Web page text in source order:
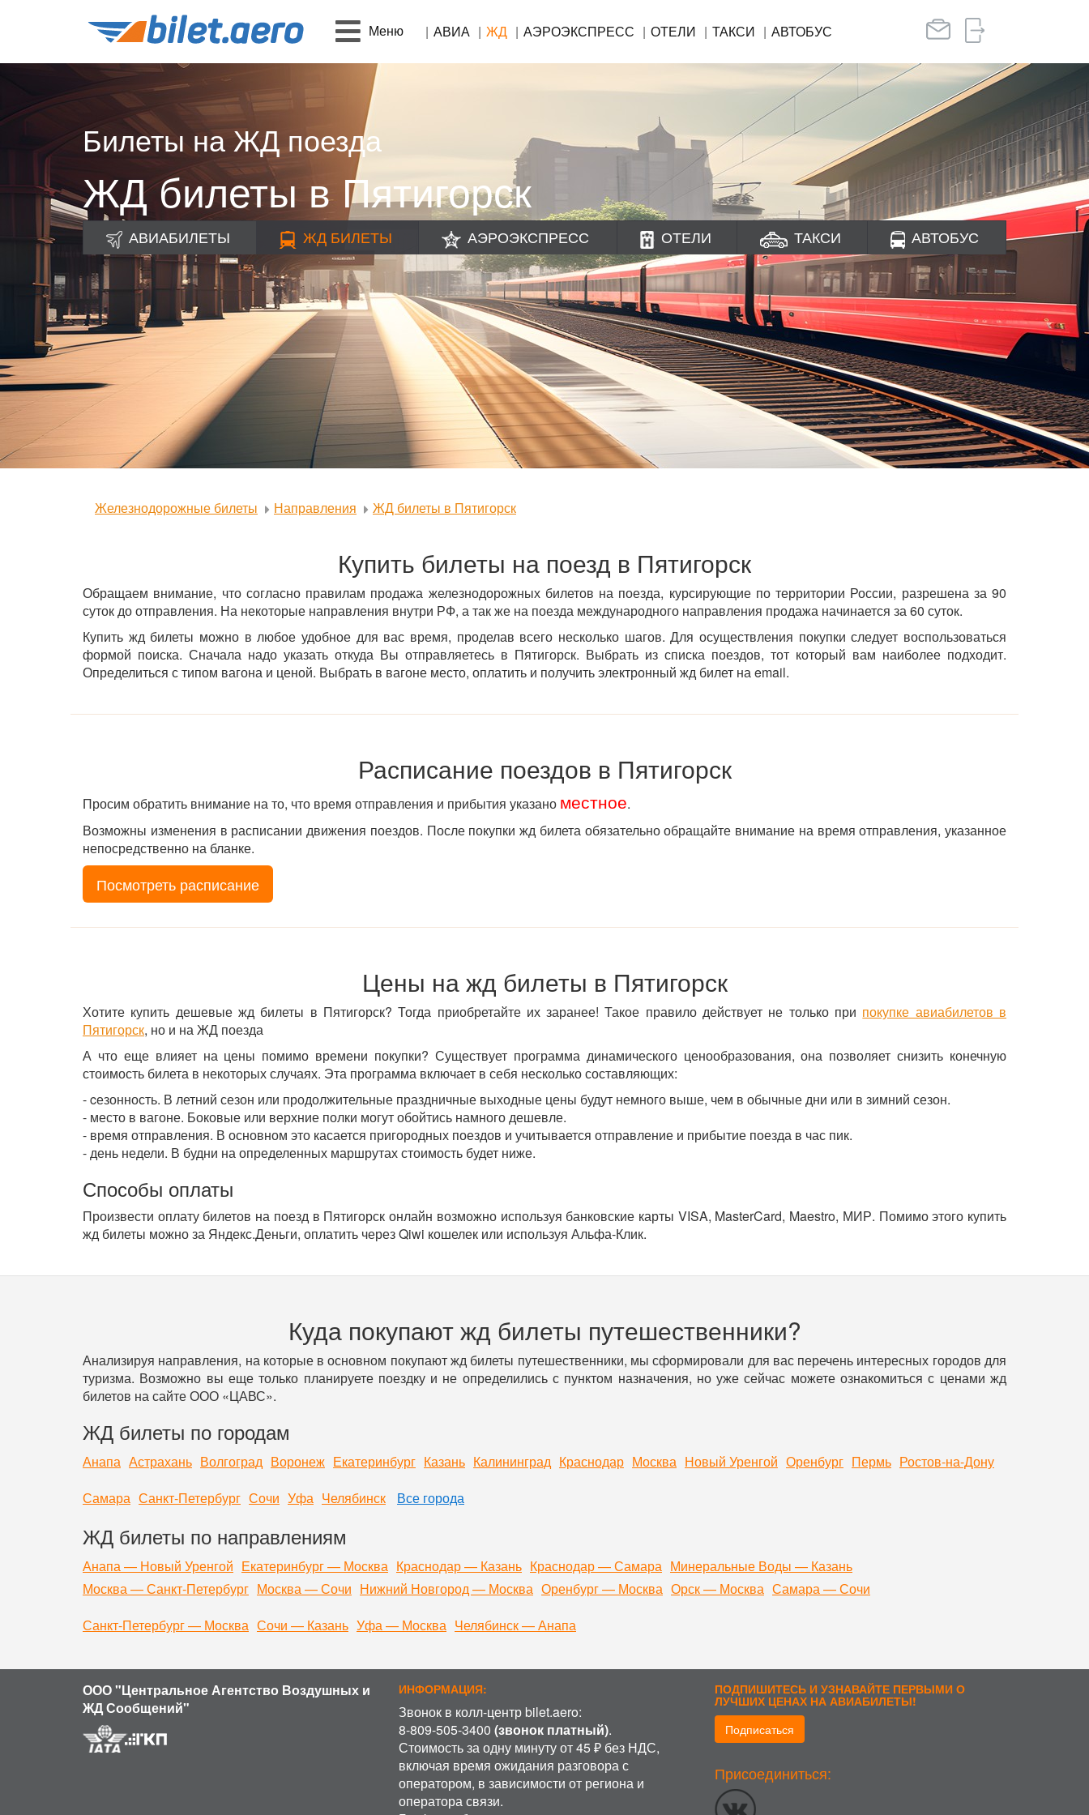
Меню АВИА ЖД АЭРОЭКСПРЕСС ОТЕЛИ ТАКСИ АВТОБУС
Билеты на ЖД поезда
ЖД билеты в Пятигорск
АВИАБИЛЕТЫ ЖД БИЛЕТЫ АЭРОЭКСПРЕСС ОТЕЛИ ТАКСИ АВТОБУС
Железнодорожные билеты Направления ЖД билеты в Пятигорск
Купить билеты на поезд в Пятигорск
Обращаем внимание, что согласно правилам продажа железнодорожных билетов на поезда, курсирующие по территории России, разрешена за 90
суток до отправления. На некоторые направления внутри РФ, а так же на поезда международного направления продажа начинается за 60 суток.
Купить жд билеты можно в любое удобное для вас время, проделав всего несколько шагов. Для осуществления покупки следует воспользоваться
формой поиска. Сначала надо указать откуда Вы отправляетесь в Пятигорск. Выбрать из списка поездов, тот который вам наиболее подходит.
Определиться с типом вагона и ценой. Выбрать в вагоне место, оплатить и получить электронный жд билет на email.
Расписание поездов в Пятигорск
Просим обратить внимание на то, что время отправления и прибытия указано местное.
Возможны изменения в расписании движения поездов. После покупки жд билета обязательно обращайте внимание на время отправления, указанное
непосредственно на бланке.
Посмотреть расписание
Цены на жд билеты в Пятигорск
Хотите купить дешевые жд билеты в Пятигорск? Тогда приобретайте их заранее! Такое правило действует не только при покупке авиабилетов в
Пятигорск, но и на ЖД поезда
А что еще влияет на цены помимо времени покупки? Существует программа динамического ценообразования, она позволяет снизить конечную
стоимость билета в некоторых случаях. Эта программа включает в себя несколько составляющих:
- cезонность. В летний сезон или продолжительные праздничные выходные цены будут немного выше, чем в обычные дни или в зимний сезон.
- место в вагоне. Боковые или верхние полки могут обойтись намного дешевле.
- время отправления. В основном это касается пригородных поездов и учитывается отправление и прибытие поезда в час пик.
- день недели. В будни на определенных маршрутах стоимость будет ниже.
Способы оплаты
Произвести оплату билетов на поезд в Пятигорск онлайн возможно используя банковские карты VISA, MasterCard, Maestro, МИР. Помимо этого купить
жд билеты можно за Яндекс.Деньги, оплатить через Qiwi кошелек или используя Альфа-Клик.
Куда покупают жд билеты путешественники?
Анализируя направления, на которые в основном покупают жд билеты путешественники, мы сформировали для вас перечень интересных городов для
туризма. Возможно вы еще только планируете поездку и не определились с пунктом назначения, но уже сейчас можете ознакомиться с ценами жд
билетов на сайте ООО «ЦАВС».
ЖД билеты по городам
Анапа Астрахань Волгоград Воронеж Екатеринбург Казань Калининград Краснодар Москва Новый Уренгой Оренбург Пермь Ростов-на-Дону
Самара Санкт-Петербург Сочи Уфа Челябинск Все города
ЖД билеты по направлениям
Анапа — Новый Уренгой Екатеринбург — Москва Краснодар — Казань Краснодар — Самара Минеральные Воды — Казань
Москва — Санкт-Петербург Москва — Сочи Нижний Новгород — Москва Оренбург — Москва Орск — Москва Самара — Сочи
Санкт-Петербург — Москва Сочи — Казань Уфа — Москва Челябинск — Анапа
ООО "Центральное Агентство Воздушных и
ЖД Сообщений"
ИНФОРМАЦИЯ:
Звонок в колл-центр bilet.aero:
8-809-505-3400 (звонок платный).
Стоимость за одну минуту от 45 ₽ без НДС,
включая время ожидания разговора с
оператором, в зависимости от региона и
оператора связи.
ПОДПИШИТЕСЬ И УЗНАВАЙТЕ ПЕРВЫМИ О
ЛУЧШИХ ЦЕНАХ НА АВИАБИЛЕТЫ!
Подписаться
Присоединиться:
ИСПОЛЬЗОВАНИЕ COOKIE
Продолжая использовать наш сайт, вы даете согласие на обработку файлов cookie, пользовательских данных (сведения о местоположении; тип и версия ОС; тип и версия Браузера; тип